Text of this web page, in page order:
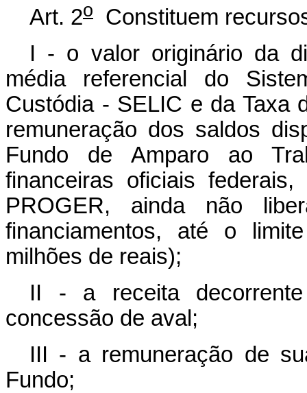
Art. 2o
Constituem
I - o valor originário da
média referencial do
Custódia - SELIC e da Taxa
remuneração dos saldos
Fundo de Amparo ao
financeiras oficiais
PROGER, ainda não
financiamentos, até o
milhões de reais);
II - a receita
concessão de aval;
III - a remuneração de
Fundo;